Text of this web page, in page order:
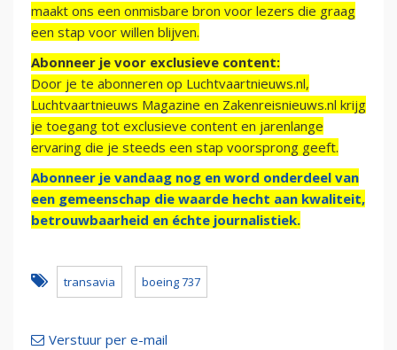
maakt ons een onmisbare bron voor lezers die graag
een stap voor willen blijven.
Abonneer je voor exclusieve content:
Door je te abonneren op Luchtvaartnieuws.nl,
Luchtvaartnieuws Magazine en Zakenreisnieuws.nl krijg
je toegang tot exclusieve content en jarenlange
ervaring die je steeds een stap voorsprong geeft.
Abonneer je vandaag nog en word onderdeel van
een gemeenschap die waarde hecht aan kwaliteit,
betrouwbaarheid en échte journalistiek.
transavia boeing 737
Verstuur per e-mail